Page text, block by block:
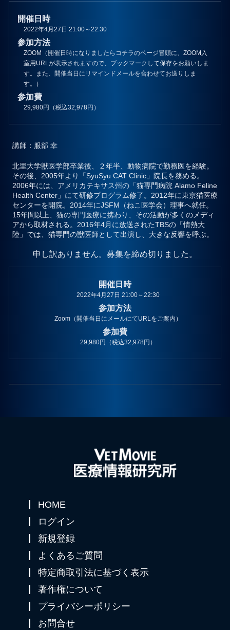
開催日時
2022年4月27日 21:00～22:30
参加方法
ZOOM（開催日時になりましたらコチラのページ冒頭に、ZOOM入
室用URLが表示されますので、ブックマークして保存をお願いしま
す。また、開催当日にリマインドメールを合わせてお送りしま
す。）
参加費
29,980円（税込32,978円）
講師 ：服部 幸
北里大学獣医学部卒業後、２年半、動物病院で勤務医を経験。
その後、2005年より「SyuSyu CAT Clinic」院長を務める。
2006年には、アメリカテキサス州の「猫専門病院 Alamo Feline
Health Center」にて研修プログラム修了。2012年に東京猫医療
センターを開院。2014年にJSFM（ねこ医学会）理事へ就任。
15年間以上、猫の専門医療に携わり、その活動が多くのメディ
アから取材される。2016年4月に放送されたTBSの「情熱大
陸」では、猫専門の獣医師として出演し、大きな反響を呼ぶ。
申し訳ありません。募集を締め切りました。
開催日時
2022年4月27日 21:00～22:30
参加方法
Zoom（開催当日にメールにてURLをご案内）
参加費
29,980円（税込32,978円）
HOME
ログイン
新規登録
よくあるご質問
特定商取引法に基づく表示
著作権について
プライバシーポリシー
お問合せ